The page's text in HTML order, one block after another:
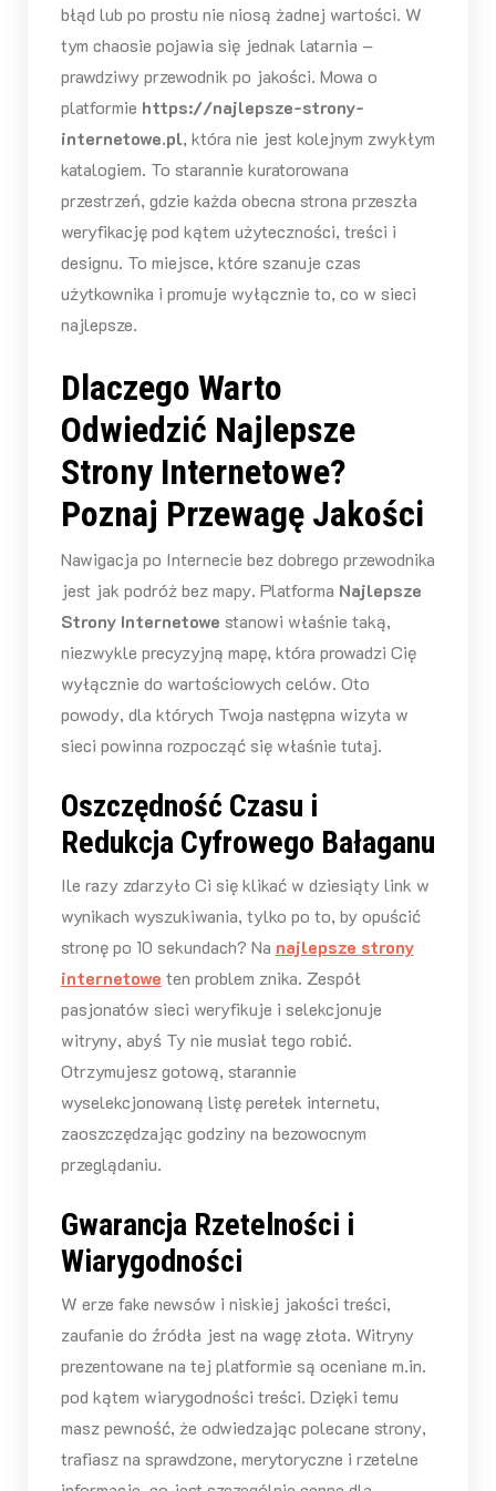
błąd lub po prostu nie niosą żadnej wartości. W
tym chaosie pojawia się jednak latarnia –
prawdziwy przewodnik po jakości. Mowa o
platformie https://najlepsze-strony-
internetowe.pl, która nie jest kolejnym zwykłym
katalogiem. To starannie kuratorowana
przestrzeń, gdzie każda obecna strona przeszła
weryfikację pod kątem użyteczności, treści i
designu. To miejsce, które szanuje czas
użytkownika i promuje wyłącznie to, co w sieci
najlepsze.
Dlaczego Warto
Odwiedzić Najlepsze
Strony Internetowe?
Poznaj Przewagę Jakości
Nawigacja po Internecie bez dobrego przewodnika
jest jak podróż bez mapy. Platforma Najlepsze
Strony Internetowe stanowi właśnie taką,
niezwykle precyzyjną mapę, która prowadzi Cię
wyłącznie do wartościowych celów. Oto
powody, dla których Twoja następna wizyta w
sieci powinna rozpocząć się właśnie tutaj.
Oszczędność Czasu i
Redukcja Cyfrowego Bałaganu
Ile razy zdarzyło Ci się klikać w dziesiąty link w
wynikach wyszukiwania, tylko po to, by opuścić
stronę po 10 sekundach? Na najlepsze strony
internetowe ten problem znika. Zespół
pasjonatów sieci weryfikuje i selekcjonuje
witryny, abyś Ty nie musiał tego robić.
Otrzymujesz gotową, starannie
wyselekcjonowaną listę perełek internetu,
zaoszczędzając godziny na bezowocnym
przeglądaniu.
Gwarancja Rzetelności i
Wiarygodności
W erze fake newsów i niskiej jakości treści,
zaufanie do źródła jest na wagę złota. Witryny
prezentowane na tej platformie są oceniane m.in.
pod kątem wiarygodności treści. Dzięki temu
masz pewność, że odwiedzając polecane strony,
trafiasz na sprawdzone, merytoryczne i rzetelne